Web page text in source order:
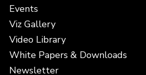
Events
Viz Gallery
Video Library
White Papers & Downloads
Newsletter